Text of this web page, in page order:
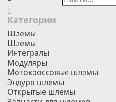
Категории
Шлемы
Шлемы
Интегралы
Модуляры
Мотокроссовые шлемы
Эндуро шлемы
Открытые шлемы